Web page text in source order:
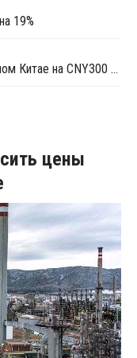
19%
Sinopec снизила цены фенола в Северном Китае на CNY300 за тонну
цены